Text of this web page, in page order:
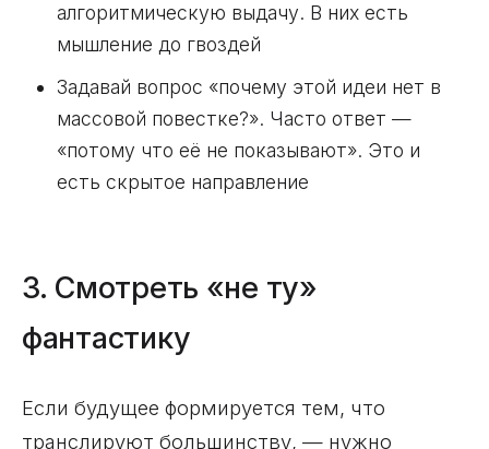
алгоритмическую выдачу. В них есть
мышление до гвоздей
Задавай вопрос «почему этой идеи нет в
массовой повестке?». Часто ответ —
«потому что её не показывают». Это и
есть скрытое направление
3. Смотреть «не ту»
фантастику
Если будущее формируется тем, что
транслируют большинству, — нужно